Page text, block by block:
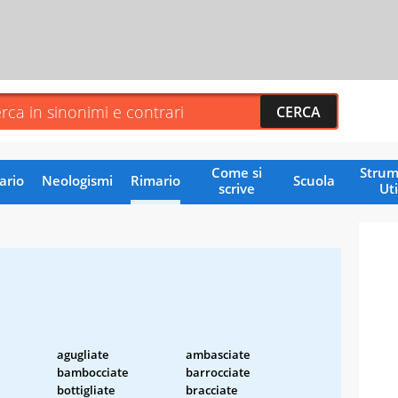
Neologismi Rimario
Come si
scrive
Scuola
agugliate
ambasciate
bambocciate
barrocciate
bottigliate
bracciate